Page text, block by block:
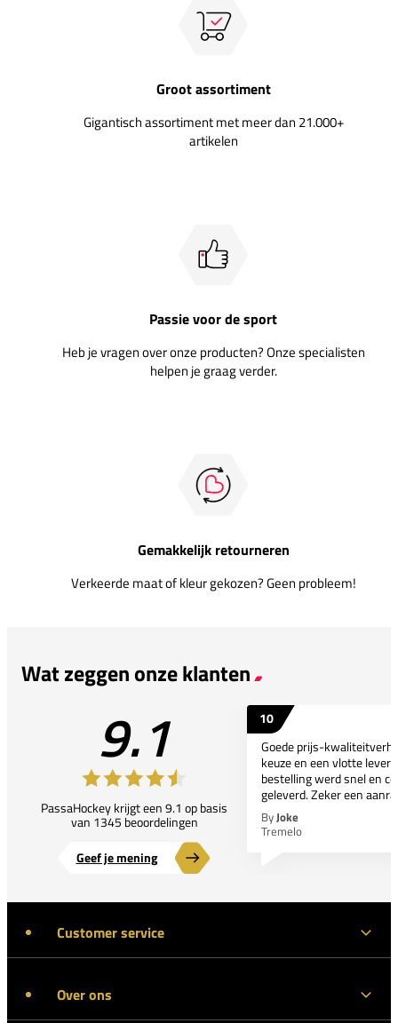
Groot assortiment
Gigantisch assortiment met meer dan 21.000+
artikelen
Passie voor de sport
Heb je vragen over onze producten? Onze specialisten
helpen je graag verder.
Gemakkelijk retourneren
Verkeerde maat of kleur gekozen? Geen probleem!
Wat zeggen onze klanten
9.1
PassaHockey krijgt een 9.1 op basis
van 1345 beoordelingen
Geef je mening
10
Goede prijs-
keuze en een vlotte
bestelling werd snel en
geleverd. Zeker een
ByJoke
Tremelo
Customer service
Over ons